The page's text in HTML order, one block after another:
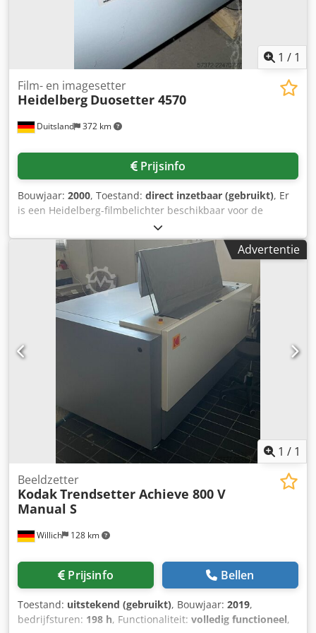
1 / 1
Duitsland 372 km
Film- en imagesetter
Heidelberg Duosetter 4570
Prijsinfo
Bouwjaar: 2000, Toestand: direct inzetbaar (gebruikt), Er
is een Heidelberg-filmbelichter beschikbaar voor de
prepress-fase. Lasergolflengte: 680 nm, laserklasse: 1,
maximaal positiefformaat: 505 mm/535 mm, maximaal
negatiefformaat: 505 mm/545 mm, scanlijnlengte: 505 mm,
maximale rasterfrequentie: 200 lpi,
herhalingsnauwkeurigheid: +/- 5 µm, maximale
uitvoersnelheid: ca. 1320 mm/uur, materialen: RC-
papier/film/polyesterdrukplaten, maximale materiaaldikte:
0,2 mm. Afmetingen machine X/Y/Z: ca. 1200 mm/750
mm/1100 mm, gewicht: ca. 250 kg. Een bezichtiging ter
plaatse is mogelijk. Crjdpjzq Ecisfx Ai Def
Advertentie
1 / 1
Willich 128 km
Beeldzetter
KodakTrendsetter Achieve 800 V
Manual S
Prijsinfo Bellen
Toestand: uitstekend (gebruikt), Bouwjaar: 2019,
bedrijfsturen: 198 h, Functionaliteit: volledig functioneel,